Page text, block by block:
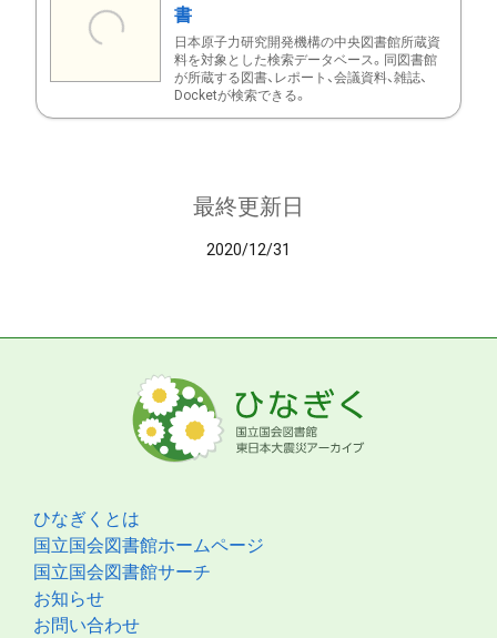
書
日本原子力研究開発機構の中央図書館所蔵資
料を対象とした検索データベース。同図書館
が所蔵する図書、レポート、会議資料、雑誌、
Docketが検索できる。
最終更新日
2020/12/31
ひなぎくとは
国立国会図書館ホームページ
国立国会図書館サーチ
お知らせ
お問い合わせ